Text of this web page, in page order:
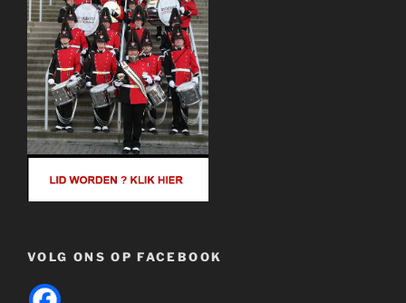
VOLG ONS OP FACEBOOK